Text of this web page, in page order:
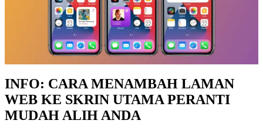
INFO: CARA MENAMBAH LAMAN
WEB KE SKRIN UTAMA PERANTI
MUDAH ALIH ANDA